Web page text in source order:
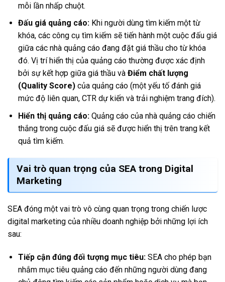
mỗi lần nhấp chuột.
Đấu giá quảng cáo:Khi người dùng tìm kiếm một từ
khóa, các công cụ tìm kiếm sẽ tiến hành một cuộc đấu giá
giữa các nhà quảng cáo đang đặt giá thầu cho từ khóa
đó. Vị trí hiển thị của quảng cáo thường được xác định
bởi sự kết hợp giữa giá thầu và Điểm chất lượng
(Quality Score)của quảng cáo (một yếu tố đánh giá
mức độ liên quan, CTR dự kiến và trải nghiệm trang đích).
Hiển thị quảng cáo:Quảng cáo của nhà quảng cáo chiến
thắng trong cuộc đấu giá sẽ được hiển thị trên trang kết
quả tìm kiếm.
Vai trò quan trọng của SEA trong Digital
Marketing
SEA đóng một vai trò vô cùng quan trọng trong chiến lược
digital marketing của nhiều doanh nghiệp bởi những lợi ích
sau:
Tiếp cận đúng đối tượng mục tiêu:SEA cho phép bạn
nhắm mục tiêu quảng cáo đến những người dùng đang